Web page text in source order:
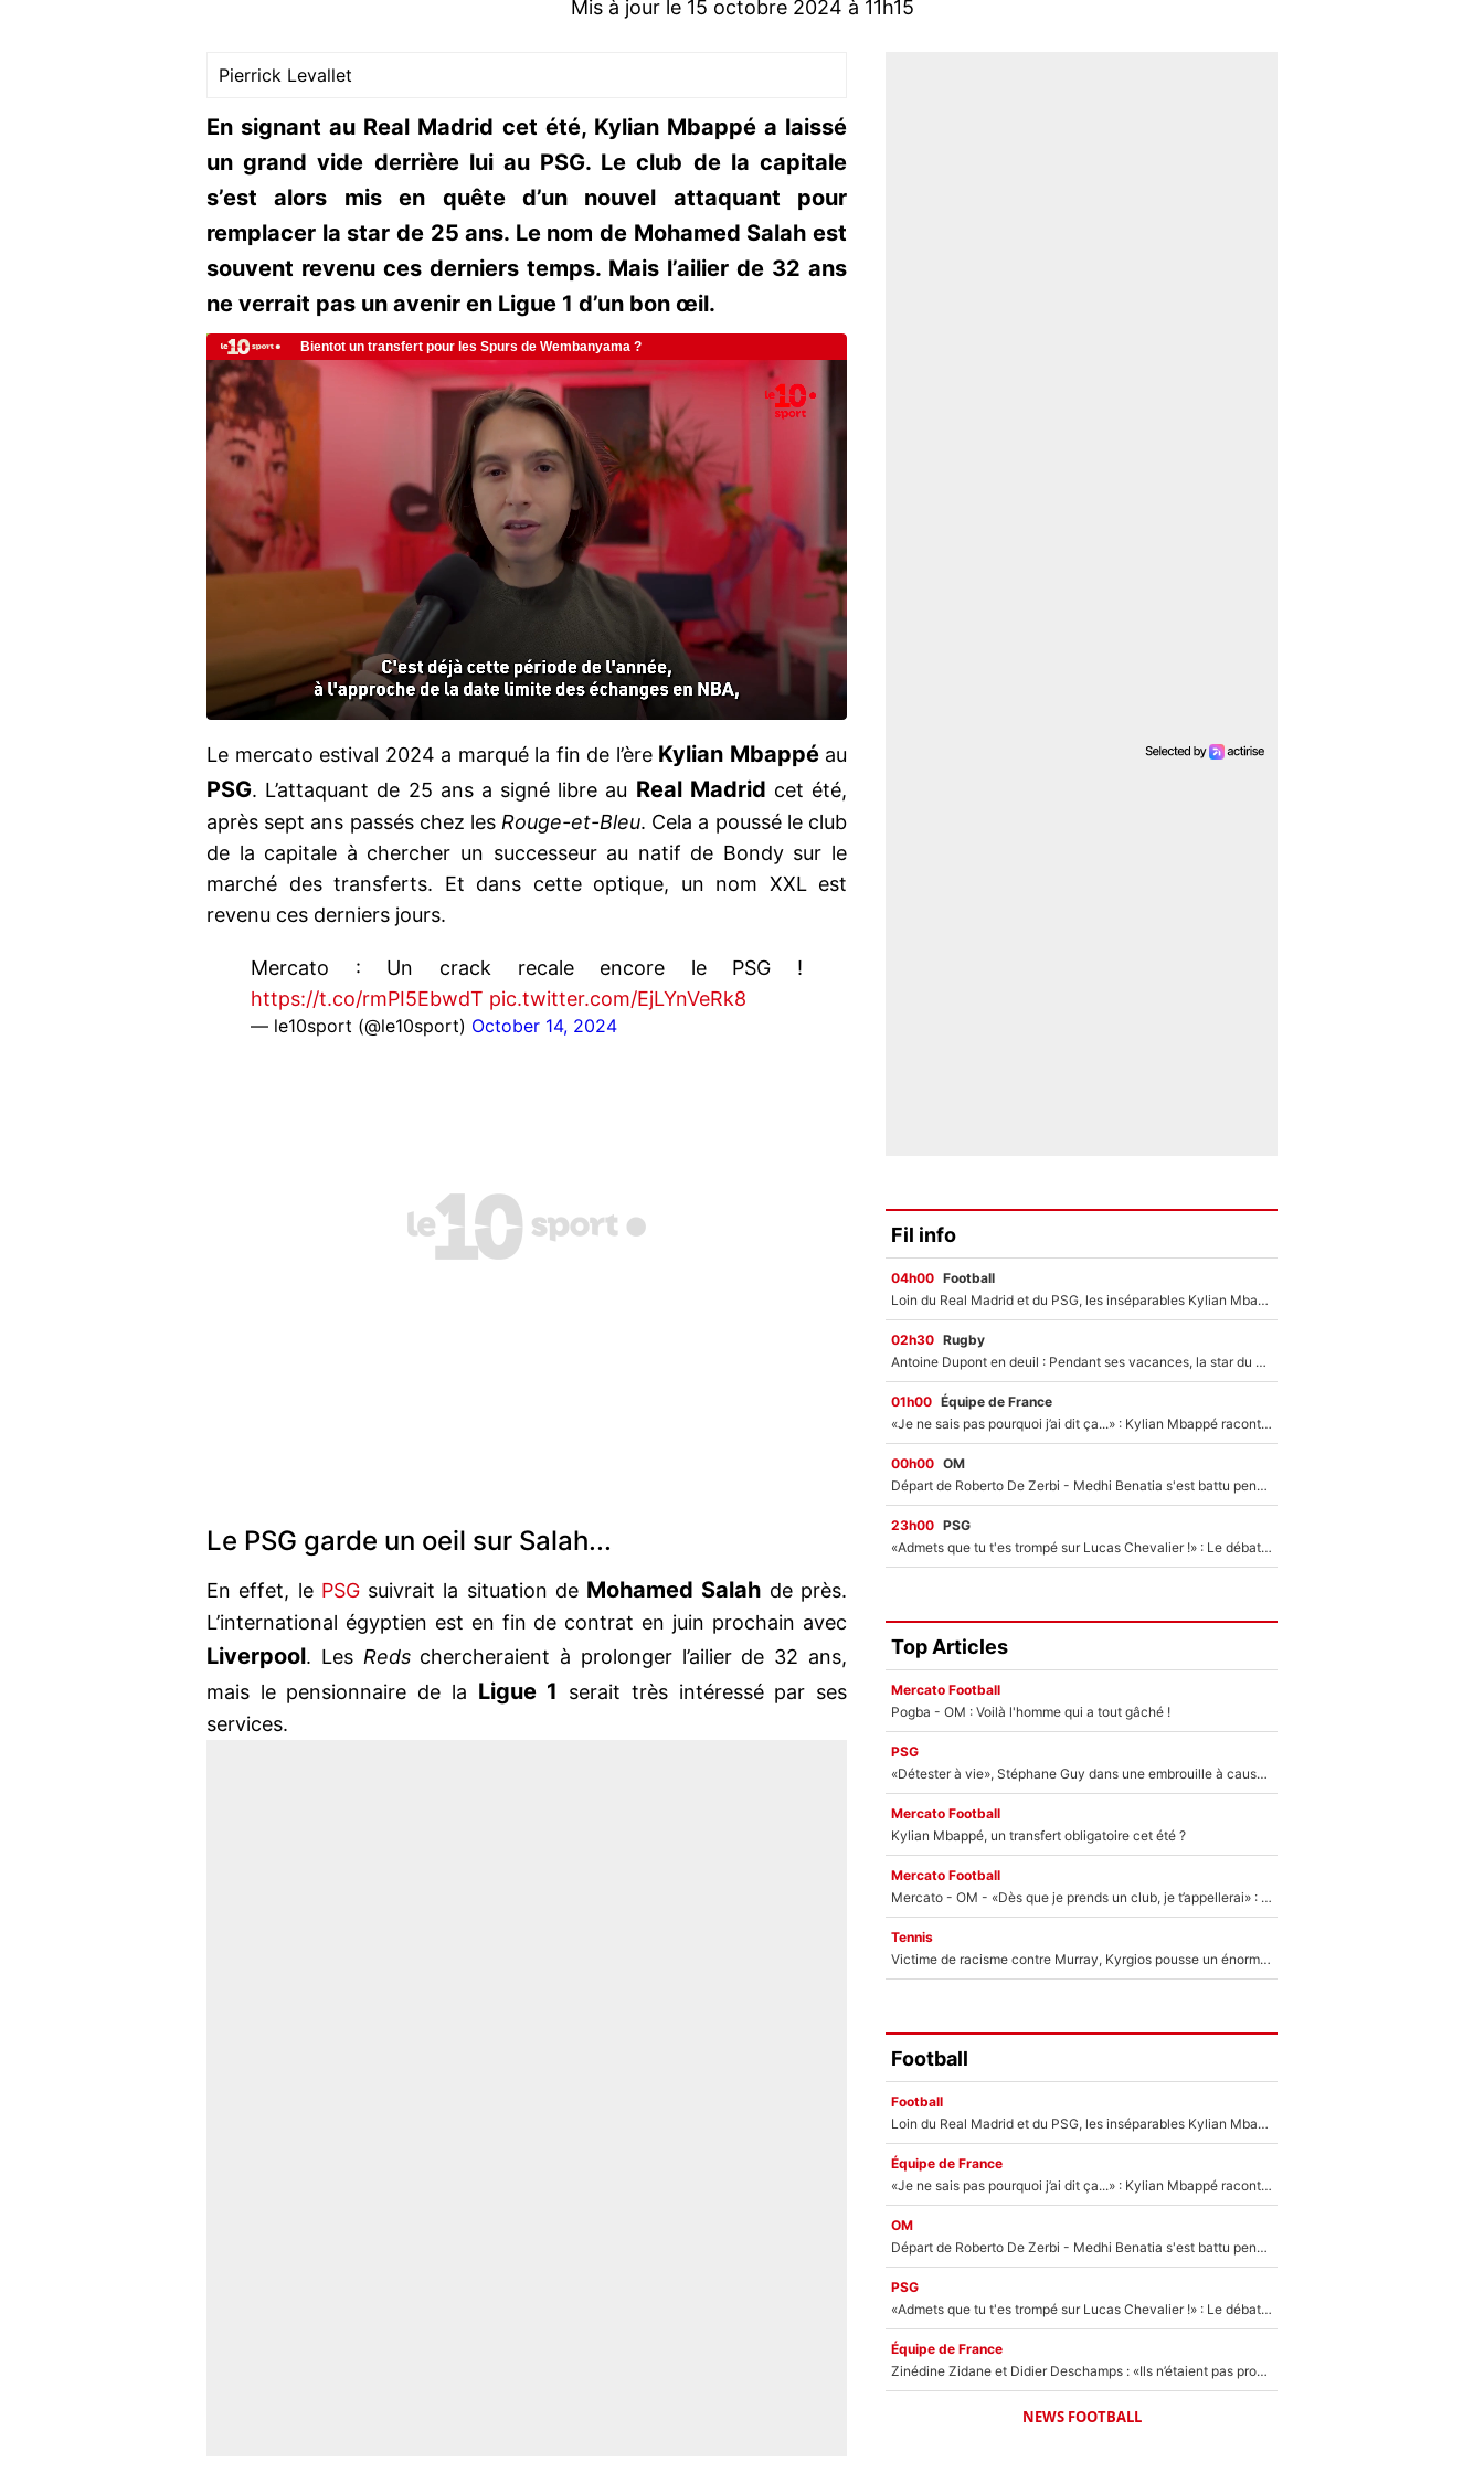
Mis à jour le 15 octobre 2024 à 11h15
Pierrick Levallet
En signant au Real Madrid cet été, Kylian Mbappé a laissé
un grand vide derrière lui au PSG. Le club de la capitale
s’est alors mis en quête d’un nouvel attaquant pour
remplacer la star de 25 ans. Le nom de Mohamed Salah est
souvent revenu ces derniers temps. Mais l’ailier de 32 ans
ne verrait pas un avenir en Ligue 1 d’un bon œil.
Le mercato estival 2024 a marqué la fin de l’ère Kylian Mbappéau
PSG. L’attaquant de 25 ans a signé libre au Real Madrid cet été,
après sept ans passés chez lesRouge-et-Bleu. Cela a poussé le club
de la capitale à chercher un successeur au natif de Bondy sur le
marché des transferts. Et dans cette optique, un nom XXL est
revenu ces derniers jours.
Mercato : Un crack recale encore le PSG !
https://t.co/rmPI5EbwdT pic.twitter.com/EjLYnVeRk8
— le10sport (@le10sport) October 14, 2024
Le PSG garde un oeil sur Salah...
En effet, le PSGsuivrait la situation de Mohamed Salah de près.
L’international égyptien est en fin de contrat en juin prochain avec
Liverpool. Les Redschercheraient à prolonger l’ailier de 32 ans,
mais le pensionnaire de la Ligue 1
serait très intéressé par ses
services.
Fil info
04h00 Football
Loin du Real Madrid et du PSG, les inséparables Kylian Mbappé et Achraf Hakimi changent d'équipe le temps d'une journée !
02h30 Rugby
Antoine Dupont en deuil : Pendant ses vacances, la star du XV de France a perdu sa grand-mère
01h00 Équipe de France
«Je ne sais pas pourquoi j’ai dit ça...» : Kylian Mbappé raconte sa première rencontre avec Zinédine Zidane (et c’est très drôle)
00h00 OM
Départ de Roberto De Zerbi - Medhi Benatia s'est battu pendant six mois pour le retenir à l'OM, le PSG a été le naufrage de trop : «Je pars avec toi»
23h00 PSG
«Admets que tu t'es trompé sur Lucas Chevalier !» : Le débat sur le gardien du PSG vire au clash à l'After Foot
Top Articles
Mercato Football
Pogba - OM : Voilà l'homme qui a tout gâché !
PSG
«Détester à vie», Stéphane Guy dans une embrouille à cause du PSG !
Mercato Football
Kylian Mbappé, un transfert obligatoire cet été ?
Mercato Football
Mercato - OM - «Dès que je prends un club, je t’appellerai» : La promesse de Marcelino au moment de claquer la porte
Tennis
Victime de racisme contre Murray, Kyrgios pousse un énorme coup de gueule !
Football
Football
Loin du Real Madrid et du PSG, les inséparables Kylian Mbappé et Achraf Hakimi changent d'équipe le temps d'une journée !
Équipe de France
«Je ne sais pas pourquoi j’ai dit ça...» : Kylian Mbappé raconte sa première rencontre avec Zinédine Zidane (et c’est très drôle)
OM
Départ de Roberto De Zerbi - Medhi Benatia s'est battu pendant six mois pour le retenir à l'OM, le PSG a été le naufrage de trop : «Je pars avec toi»
PSG
«Admets que tu t'es trompé sur Lucas Chevalier !» : Le débat sur le gardien du PSG vire au clash à l'After Foot
Équipe de France
Zinédine Zidane et Didier Deschamps : «Ils n’étaient pas proches», les confidences d’un membre de l’équipe de France 1998 sur leur relation spéciale
NEWS FOOTBALL